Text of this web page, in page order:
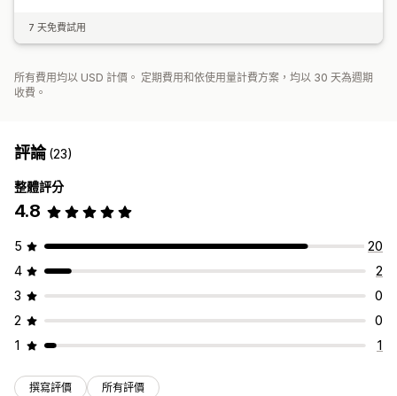
7 天免費試用
所有費用均以 USD 計價。 定期費用和依使用量計費方案，均以 30 天為週期
收費。
評論(23)
整體評分
4.8
5
20
4
2
3
0
2
0
1
1
撰寫評價 所有評價